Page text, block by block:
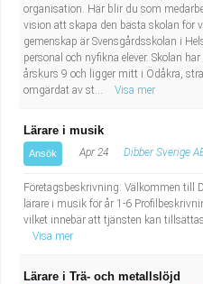
organisation. Här blir du som
vision att skapa den bästa skolan för
gemenskap är Svensgårdsskolan i
personal och nyfikna elever. Skolan
årskurs 9 och ligger mitt i Ödåkra,
omgärdat av st...
Visa mer
Lärare i musik
Ansök Apr 24 Dibber Sverige
Företagsbeskrivning: Välkommen till
lärare i musik för år 1-6
vilket innebär att tjänsten kan
Visa mer
Lärare i Trä- och metallslöjd